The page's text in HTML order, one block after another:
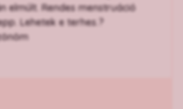
elmúlt. Rendes menstruáció
Lehetek e terhes.?